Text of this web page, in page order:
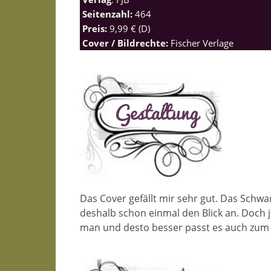
Seitenzahl: 464
Preis: 9,99 € (D)
Cover / Bildrechte: Fischer Verlage
Das Cover gefällt mir sehr gut. Das
deshalb schon einmal den Blick an.
man und desto besser passt es auch